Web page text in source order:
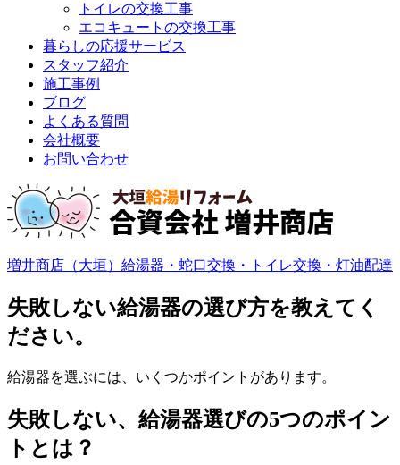
トイレの交換工事
エコキュートの交換工事
暮らしの応援サービス
スタッフ紹介
施工事例
ブログ
よくある質問
会社概要
お問い合わせ
増井商店（大垣）給湯器・蛇口交換・トイレ交換・灯油配達
失敗しない給湯器の選び方を教えてく
ださい。
給湯器を選ぶには、いくつかポイントがあります。
失敗しない、給湯器選びの5つのポイン
トとは？